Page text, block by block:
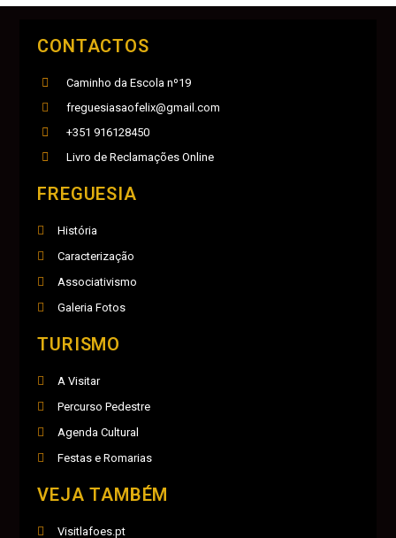
CONTACTOS
Caminho da Escola nº19
freguesiasaofelix@gmail.com
+351 916128450
Livro de Reclamações Online
FREGUESIA
História
Caracterização
Associativismo
Galeria Fotos
TURISMO
A Visitar
Percurso Pedestre
Agenda Cultural
Festas e Romarias
VEJA TAMBÉM
Visitlafoes.pt